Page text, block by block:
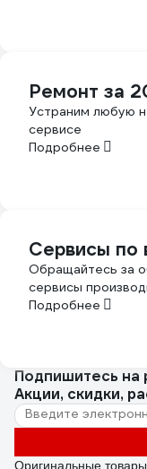
Ремонт за
Устраним любую
сервисе
Подробнее
Сервисы по
Обращайтесь за
сервисы
Подробнее
Подпишитесь на
Акции, скидки,
Оригинальные